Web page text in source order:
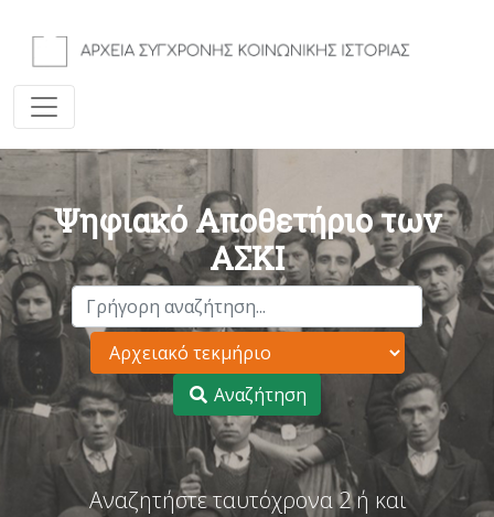
Ψηφιακό Αποθετήριο των
ΑΣΚΙ
Αναζήτηση
Αναζητήστε ταυτόχρονα 2 ή και